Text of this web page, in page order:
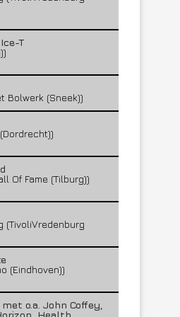
T
Bolwerk (Sneek))
Of Fame (Tilburg))
(TivoliVredenburg
(Eindhoven))
o.a. John Coffey,
Health